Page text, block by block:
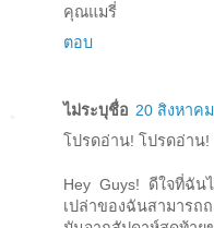
คุณแมรี่
ตอบ
ไม่ระบุชื่อ 20 สิงหาค
โปรดอ่าน! โปรดอ่าน
Hey Guys! ดีใจที่ฉัน
เปล่าของฉันสามารถ